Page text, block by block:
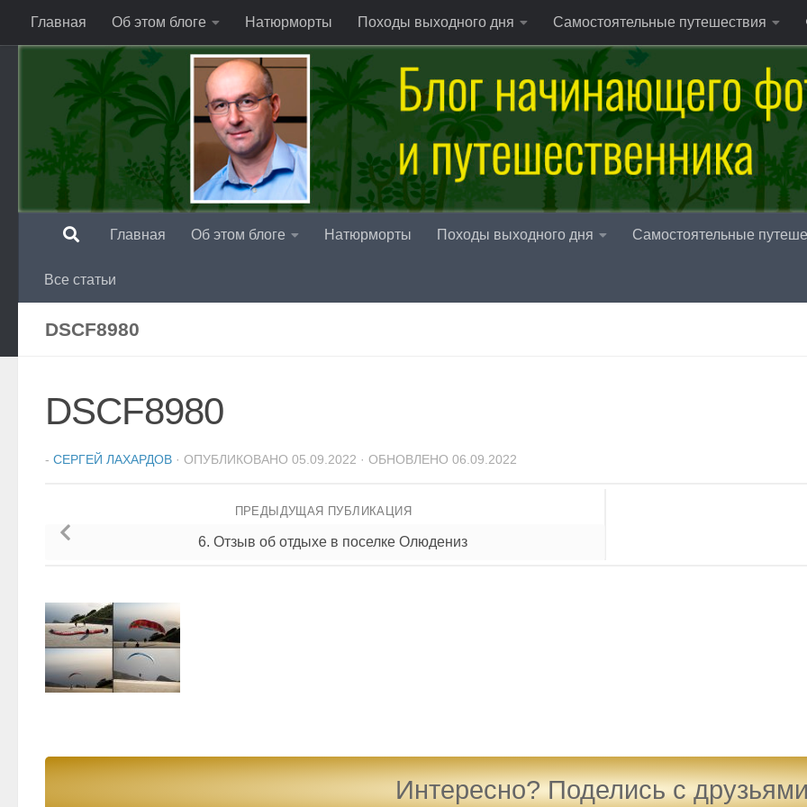
Перейти к содержимому
Главная Об этом блоге Натюрморты Походы выходного дня Самостоятельные путешествия
Главная Об этом блоге Натюрморты Походы выходного дня Самостоятельные
Все статьи
DSCF8980
DSCF8980
- СЕРГЕЙ ЛАХАРДОВ · ОПУБЛИКОВАНО 05.09.2022 · ОБНОВЛЕНО 06.09.2022
ПРЕДЫДУЩАЯ ПУБЛИКАЦИЯ
6. Отзыв об отдыхе в поселке Олюдениз
Интересно? Поделись с